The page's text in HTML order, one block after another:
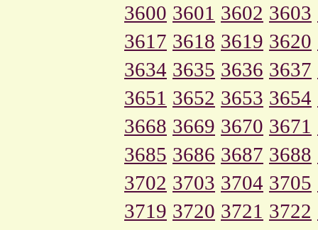
3600 3601 3602 3603
3617 3618 3619 3620
3634 3635 3636 3637
3651 3652 3653 3654
3668 3669 3670 3671
3685 3686 3687 3688
3702 3703 3704 3705
3719 3720 3721 3722